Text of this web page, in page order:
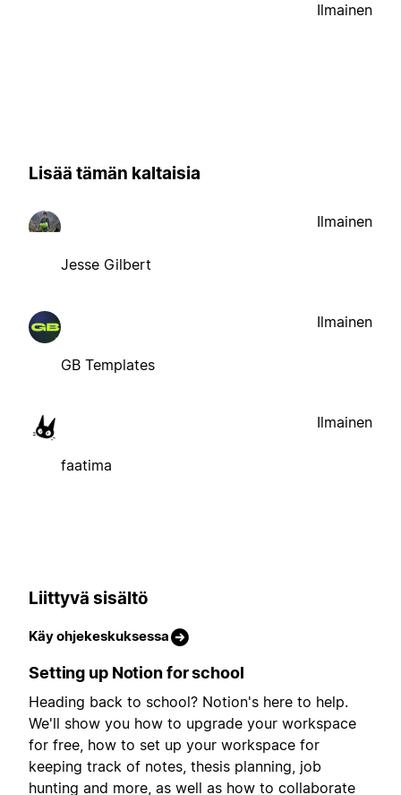
Ilmainen
Lisää tämän kaltaisia
Jesse Gilbert
Ilmainen
GB Templates
Ilmainen
faatima
Ilmainen
Liittyvä sisältö
Käy ohjekeskuksessa
Setting up Notion for school
Heading back to school? Notion's here to help.
We'll show you how to upgrade your workspace
for free, how to set up your workspace for
keeping track of notes, thesis planning, job
hunting and more, as well as how to collaborate